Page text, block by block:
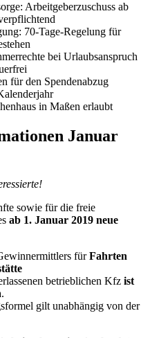
Arbeitgeberzuschuss ab
70-Tage-Regelung für
bei Urlaubsanspruch
für den Spendenabzug
in Maßen erlaubt
Januar
sowie für die freie
ab 1. Januar 2019 neue
fürFahrten
betrieblichen Kfz ist
.
gilt unabhängig von der